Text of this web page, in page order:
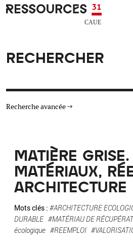
Aller au contenu principal
CAUE RESSOURCES 31
RECHERCHER
Recherche avancée
TYPE DE RESSOURCES
MATÉRIAUX
AUTRES CRITÈRES
MATIÈRE GRISE.
MATÉRIAUX,
ARCHITECTURE
Mots clés : #ARCHITECTURE
DURABLE #MATÉRIAU DE
écologique #REEMPLOI